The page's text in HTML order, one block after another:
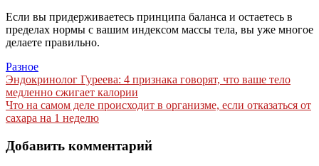
Если вы придерживаетесь принципа баланса и остаетесь в
пределах нормы с вашим индексом массы тела, вы уже многое
делаете правильно.
Разное
Навигация
по
записям
Эндокринолог Гуреева: 4 признака говорят, что ваше тело
медленно сжигает калории
Что на самом деле происходит в организме, если отказаться от
сахара на 1 неделю
Добавить комментарий